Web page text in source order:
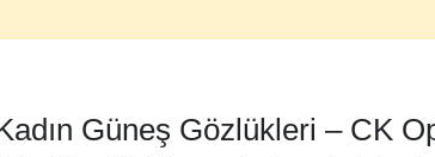
Güneş Gözlükleri – CK